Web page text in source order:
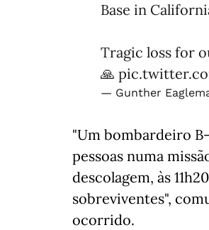
Base in
Tragic loss for
🙏
— Gunther
"Um bombardeiro
pessoas numa
descolagem, às
sobreviventes",
ocorrido.